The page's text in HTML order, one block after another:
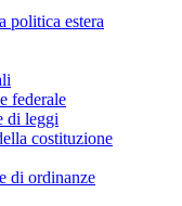
politica estera
federale
di leggi
costituzione
di ordinanze